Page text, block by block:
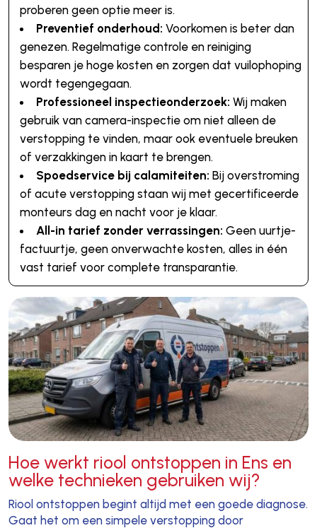
proberen geen optie meer is.
Preventief onderhoud: Voorkomen is beter dan
genezen. Regelmatige controle en reiniging
besparen je hoge kosten en zorgen dat vuilophoping
wordt tegengegaan.
Professioneel inspectieonderzoek: Wij maken
gebruik van camera-inspectie om niet alleen de
verstopping te vinden, maar ook eventuele breuken
of verzakkingen in kaart te brengen.
Spoedservice bij calamiteiten: Bij overstroming
of acute verstopping staan wij met gecertificeerde
monteurs dag en nacht voor je klaar.
All-in tarief zonder verrassingen: Geen uurtje-
factuurtje, geen onverwachte kosten, alles in één
vast tarief voor complete transparantie.
Hoe werkt riool ontstoppen in Ens en
welke technieken gebruiken wij?
Riool ontstoppen begint altijd met een goede diagnose.
Gaat het om een simpele verstopping door